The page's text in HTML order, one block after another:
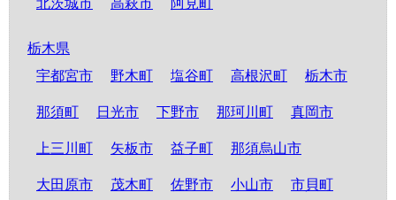
北茨城市 高萩市 阿見町
栃木県
宇都宮市
野木町 塩谷町 高根沢町 栃木市
那須町 日光市 下野市 那珂川町 真岡市
上三川町 矢板市 益子町 那須烏山市
大田原市 茂木町 佐野市 小山市 市貝町